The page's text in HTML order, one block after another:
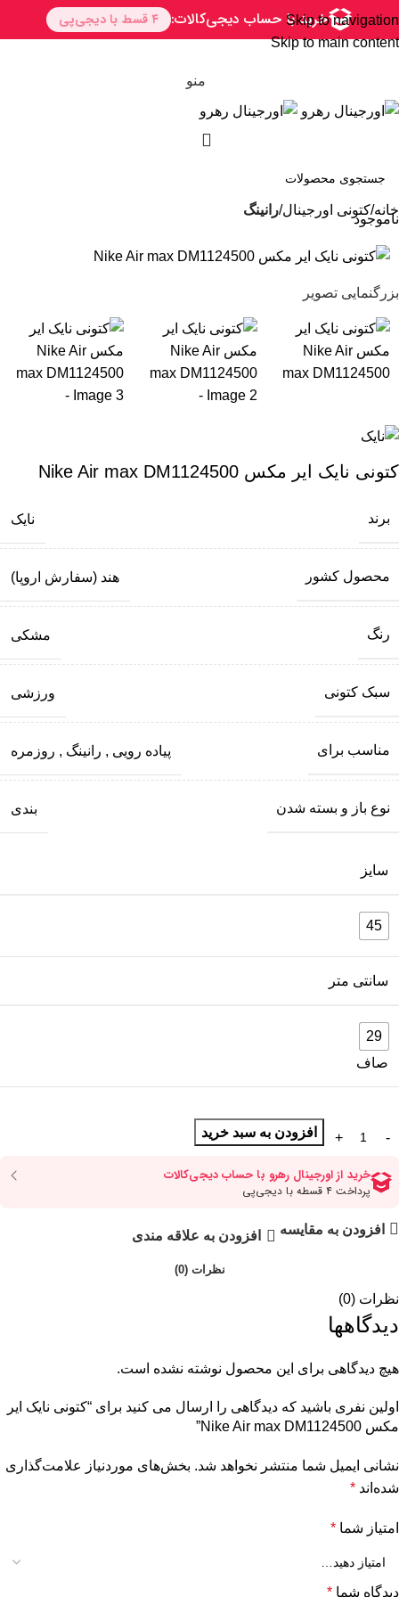
Skip to navigation
Skip to main content
منو
خانه کتونی اورجینال رانینگ
ناموجود
بزرگنمایی تصویر
کتونی نایک ایر مکس Nike Air max DM1124500
برند نایک
محصول کشور هند (سفارش اروپا)
رنگ مشکی
سبک کتونی ورزشی
مناسب برای پیاده رویی , رانینگ , روزمره
نوع باز و بسته شدن بندی
سایز
45
سانتی متر
29
صاف
افزودن به سبد خرید
افزودن به مقایسه افزودن به علاقه مندی
نظرات (0)
نظرات (0)
دیدگاهها
هیچ دیدگاهی برای این محصول نوشته نشده است.
اولین نفری باشید که دیدگاهی را ارسال می کنید برای “کتونی نایک ایر
مکس Nike Air max DM1124500”
نشانی ایمیل شما منتشر نخواهد شد. بخش‌های موردنیاز علامت‌گذاری
شده‌اند *
امتیاز شما *
دیدگاه شما *